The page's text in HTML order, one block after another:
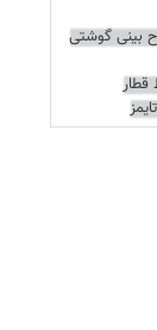
بینی گوشتی
قطار